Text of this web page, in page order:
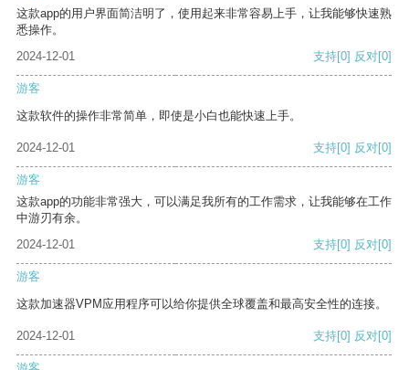
这款app的用户界面简洁明了，使用起来非常容易上手，让我能够快速熟
悉操作。
2024-12-01
支持[0] 反对[0]
游客
这款软件的操作非常简单，即使是小白也能快速上手。
2024-12-01 支持[0] 反对[0]
游客
这款app的功能非常强大，可以满足我所有的工作需求，让我能够在工作
中游刃有余。
2024-12-01
支持[0] 反对[0]
游客
这款加速器VPM应用程序可以给你提供全球覆盖和最高安全性的连接。
2024-12-01 支持[0] 反对[0]